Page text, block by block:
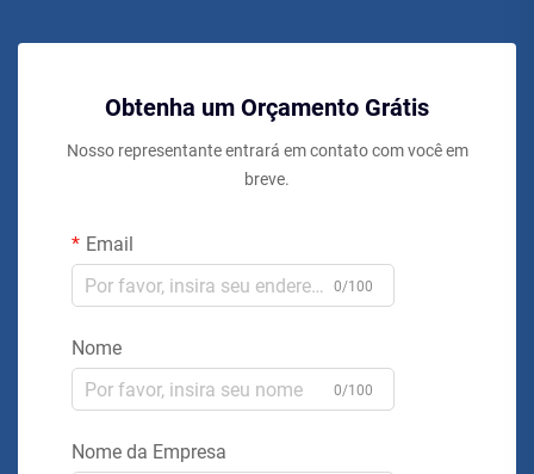
Obtenha um Orçamento Grátis
Nosso representante entrará em contato com você em
breve.
Email
0/100
Nome
0/100
Nome da Empresa